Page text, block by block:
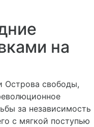
на
Острова свободы,
за независимость
с мягкой поступью